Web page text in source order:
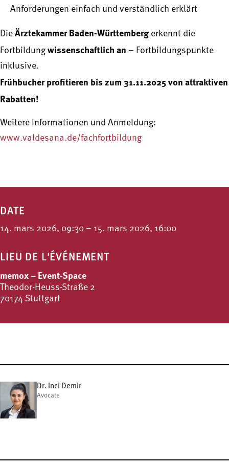
Anforderungen einfach und verständlich erklärt
Die Ärztekammer Baden-Württembergerkennt die
Fortbildung wissenschaftlich an – Fortbildungspunkte
inklusive.
Frühbucher profitieren bis zum 31.11.2025 von attraktiven
Rabatten!
Weitere Informationen und Anmeldung:
www.valdesana.de/fachfortbildung
DATE
14. mars 2026, 09:30 – 15. mars 2026, 16:00
LIEU DE L'ÉVÉNEMENT
memox – Event-Space
Theodor-Heuss-Straße 2
70174 Stuttgart
Dr. Inci Demir
Avocate